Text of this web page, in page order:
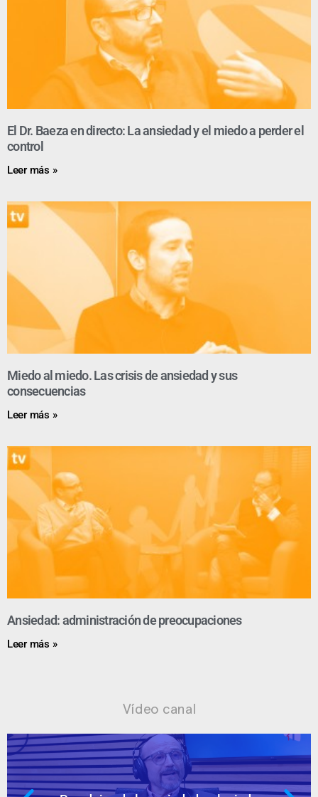
El Dr. Baeza en directo: La ansiedad y el miedo a perder el
control
Leer más »
Miedo al miedo. Las crisis de ansiedad y sus
consecuencias
Leer más »
Ansiedad: administración de preocupaciones
Leer más »
Vídeo canal